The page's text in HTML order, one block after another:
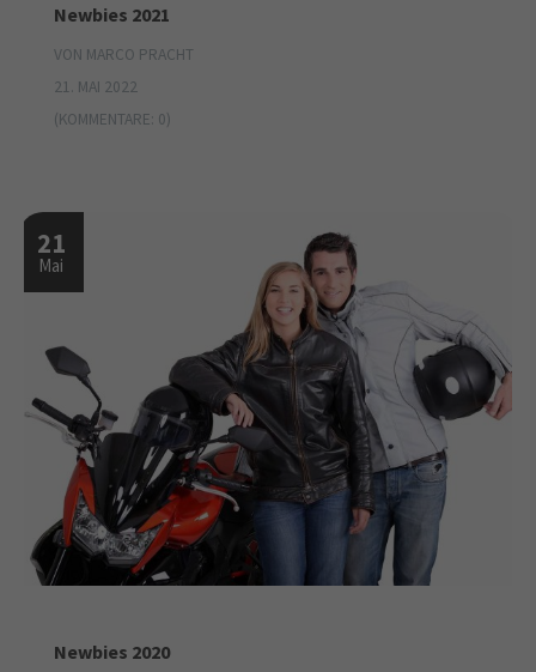
Newbies 2021
VON MARCO PRACHT
21. MAI 2022
(KOMMENTARE: 0)
21
Mai
Newbies 2020